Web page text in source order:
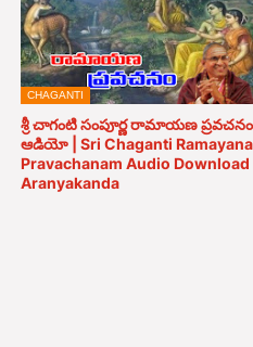
CHAGANTI
శ్రీ చాగంటి సంపూర్ణ రామాయణ ప్రవచనం
ఆడియో | Sri Chaganti Ramayana
Pravachanam Audio Download
Aranyakanda